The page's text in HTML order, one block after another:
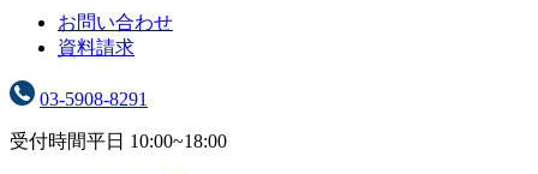
お問い合わせ
資料請求
03-5908-8291
受付時間平日 10:00~18:00